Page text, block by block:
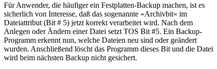
Für Anwender, die häufiger ein Festplatten-Backup machen, ist es
sicherlich von Interesse, daß das sogenannte »Archivbit« im
Dateiattribut (Bit # 5) jetzt korrekt verarbeitet wird. Nach dem
Anlegen oder Ändern einer Datei setzt TOS Bit #5. Ein Backup-
Programm erkennt nun, welche Dateien neu sind oder geändert
wurden. Anschließend löscht das Programm dieses Bit und die Datei
wird beim nächsten Backup nicht gesichert.